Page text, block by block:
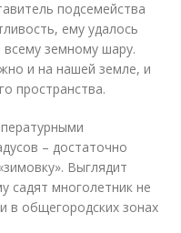
подсемейства
ему удалось
всему земному шару.
и на нашей земле, и
пространства.
– достаточно
Выглядит
садят многолетник не
в общегородских зонах